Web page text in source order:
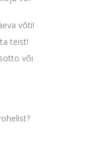
võti!
teist!
või